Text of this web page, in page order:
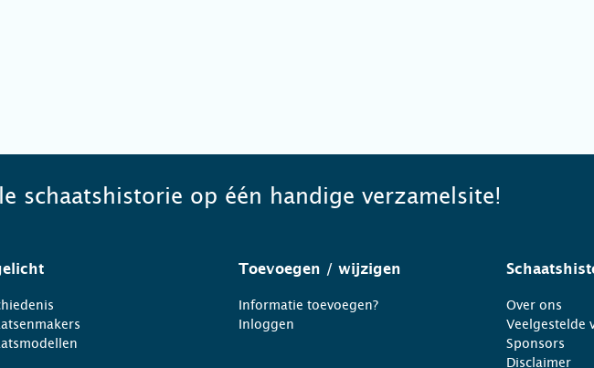
schaatshistorie op één handige verzamelsite!
Toevoegen / wijzigen
Informatie toevoegen?
Inloggen
Over ons
Veelgestelde
Sponsors
Disclaimer